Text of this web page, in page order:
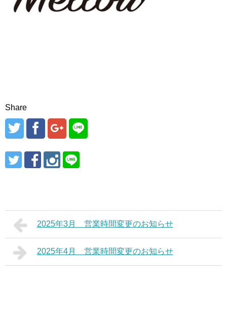
Share
2025年3月 営業時間変更のお知らせ
2025年4月 営業時間変更のお知らせ